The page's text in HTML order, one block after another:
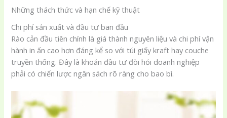
Những thách thức và hạn chế kỹ thuật
Chi phí sản xuất và đầu tư ban đầu
Rào cản đầu tiên chính là giá thành nguyên liệu và chi phí vận
hành in ấn cao hơn đáng kể so với túi giấy kraft hay couche
truyền thống. Đây là khoản đầu tư đòi hỏi doanh nghiệp
phải có chiến lược ngân sách rõ ràng cho bao bì.